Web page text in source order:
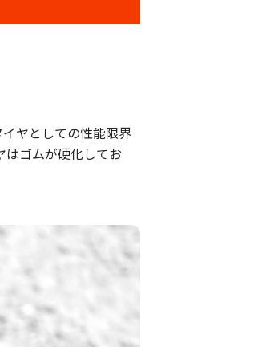
ヤとしての性能限界
はゴムが硬化してお